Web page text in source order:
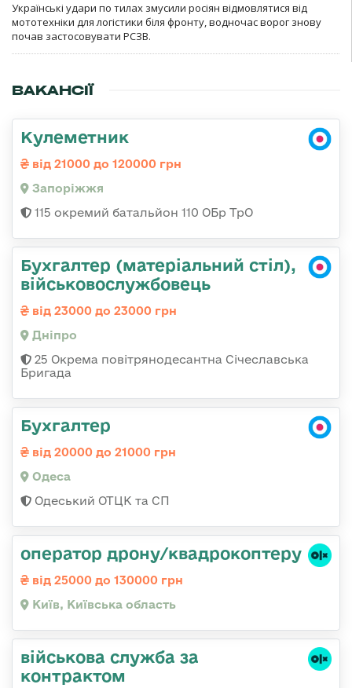
Українські удари по тилах змусили росіян відмовлятися від
мототехніки для логістики біля фронту, водночас ворог знову
почав застосовувати РСЗВ.
ВАКАНСІЇ
Кулеметник
від 21000 до 120000 грн
Запоріжжя
115 окремий батальйон 110 ОБр ТрО
Бухгалтер (матеріальний стіл),
військовослужбовець
від 23000 до 23000 грн
Дніпро
25 Окрема повітрянодесантна Січеславська
Бригада
Бухгалтер
від 20000 до 21000 грн
Одеса
Одеський ОТЦК та СП
оператор дрону/квадрокоптеру
від 25000 до 130000 грн
Київ, Київська область
військова служба за
контрактом